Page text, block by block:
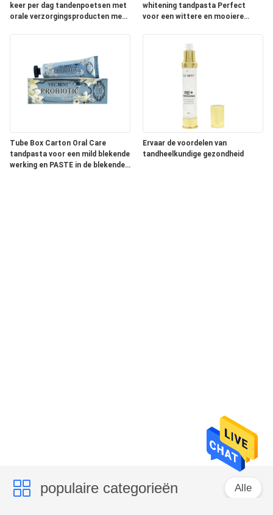
keer per dag tandenpoetsen met
orale verzorgingsproducten met
whitening tandpasta Perfect
voor een wittere en mooiere
Tube Box Carton Oral Care
tandpasta voor een mild blekende
werking en PASTE in de blekende
Ervaar de voordelen van
tandheelkundige gezondheid
populaire categorieën Alle